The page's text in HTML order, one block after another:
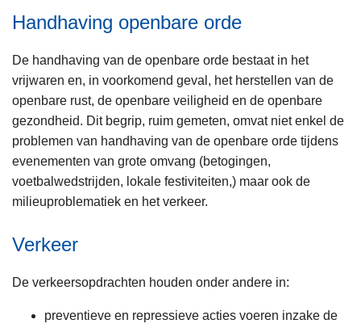
Handhaving openbare orde
De handhaving van de openbare orde bestaat in het
vrijwaren en, in voorkomend geval, het herstellen van de
openbare rust, de openbare veiligheid en de openbare
gezondheid. Dit begrip, ruim gemeten, omvat niet enkel de
problemen van handhaving van de openbare orde tijdens
evenementen van grote omvang (betogingen,
voetbalwedstrijden, lokale festiviteiten,) maar ook de
milieuproblematiek en het verkeer.
Verkeer
De verkeersopdrachten houden onder andere in:
preventieve en repressieve acties voeren inzake de